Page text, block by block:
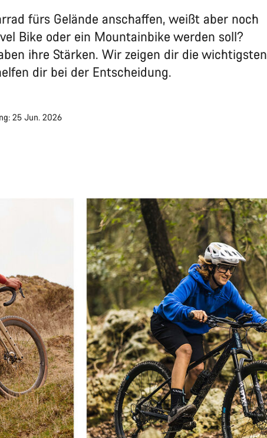
fürs Gelände anschaffen, weißt aber noch
Bike oder ein Mountainbike werden soll?
ihre Stärken. Wir zeigen dir die wichtigsten
dir bei der Entscheidung.
25 Jun. 2026